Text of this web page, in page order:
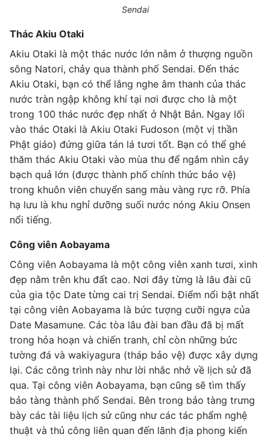
Sendai
Thác Akiu Otaki
Akiu Otaki là một thác nước lớn nằm ở thượng nguồn
sông Natori, chảy qua thành phố Sendai. Đến thác
Akiu Otaki, bạn có thể lắng nghe âm thanh của thác
nước tràn ngập không khí tại nơi được cho là một
trong 100 thác nước đẹp nhất ở Nhật Bản. Ngay lối
vào thác Otaki là Akiu Otaki Fudoson (một vị thần
Phật giáo) đứng giữa tán lá tươi tốt. Bạn có thể ghé
thăm thác Akiu Otaki vào mùa thu để ngắm nhìn cây
bạch quả lớn (được thành phố chính thức bảo vệ)
trong khuôn viên chuyển sang màu vàng rực rỡ. Phía
hạ lưu là khu nghỉ dưỡng suối nước nóng Akiu Onsen
nổi tiếng.
Công viên Aobayama
Công viên Aobayama là một công viên xanh tươi, xinh
đẹp nằm trên khu đất cao. Nơi đây từng là lâu đài cũ
của gia tộc Date từng cai trị Sendai. Điểm nổi bật nhất
tại công viên Aobayama là bức tượng cưỡi ngựa của
Date Masamune. Các tòa lâu đài ban đầu đã bị mất
trong hỏa hoạn và chiến tranh, chỉ còn những bức
tường đá và wakiyagura (tháp bảo vệ) được xây dựng
lại. Các công trình này như lời nhắc nhở về lịch sử đã
qua. Tại công viên Aobayama, bạn cũng sẽ tìm thấy
bảo tàng thành phố Sendai. Bên trong bảo tàng trưng
bày các tài liệu lịch sử cũng như các tác phẩm nghệ
thuật và thủ công liên quan đến lãnh địa phong kiến